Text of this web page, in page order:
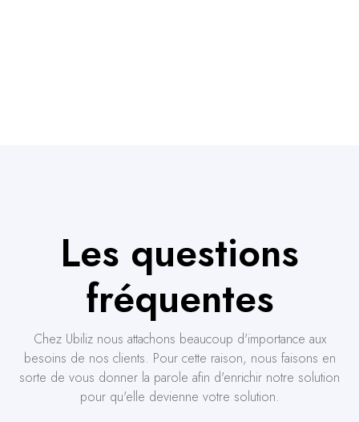
Les questions
fréquentes
Chez Ubiliz nous attachons beaucoup d'importance aux
besoins de nos clients. Pour cette raison, nous faisons en
sorte de vous donner la parole afin d'enrichir notre solution
pour qu'elle devienne votre solution.